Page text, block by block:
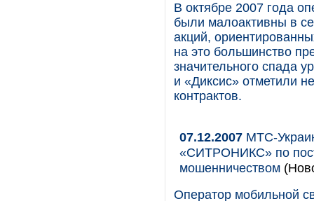
В октябре 2007 года
были малоактивны в
акций,
на это большинство
значительного спада
и «Диксис» отметили
контрактов.
07.12.2007 МТС-
«СИТРОНИКС» по
мошенничеством
Оператор мобильной